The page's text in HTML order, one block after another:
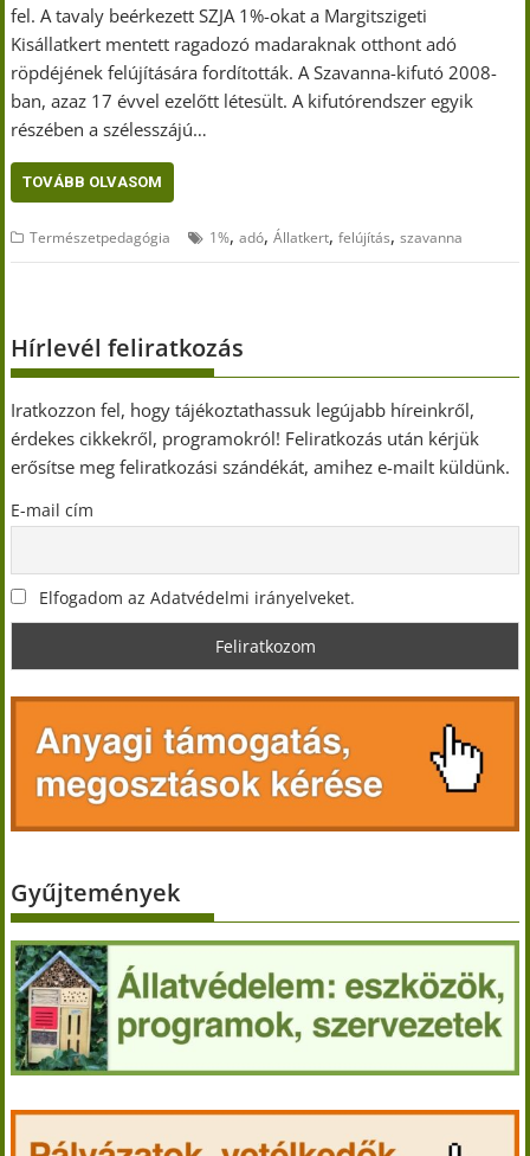
fel. A tavaly beérkezett SZJA 1%-okat a Margitszigeti
Kisállatkert mentett ragadozó madaraknak otthont adó
röpdéjének felújítására fordították. A Szavanna-kifutó 2008-
ban, azaz 17 évvel ezelőtt létesült. A kifutórendszer egyik
részében a szélesszájú…
TOVÁBB OLVASOM
Természetpedagógia 1%,adó,Állatkert,felújítás,szavanna
Hírlevél feliratkozás
Iratkozzon fel, hogy tájékoztathassuk legújabb híreinkről,
érdekes cikkekről, programokról! Feliratkozás után kérjük
erősítse meg feliratkozási szándékát, amihez e-mailt küldünk.
E-mail cím
Elfogadom az Adatvédelmi irányelveket.
Gyűjtemények